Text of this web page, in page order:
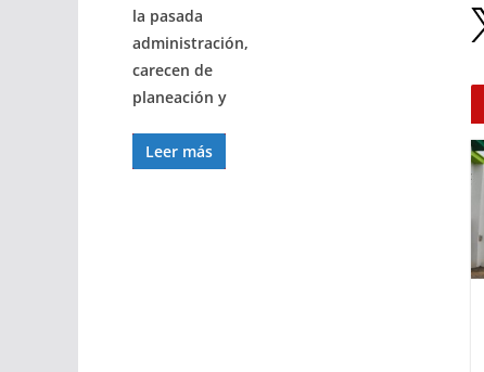
la pasada
administración,
carecen de
planeación y
Leer más